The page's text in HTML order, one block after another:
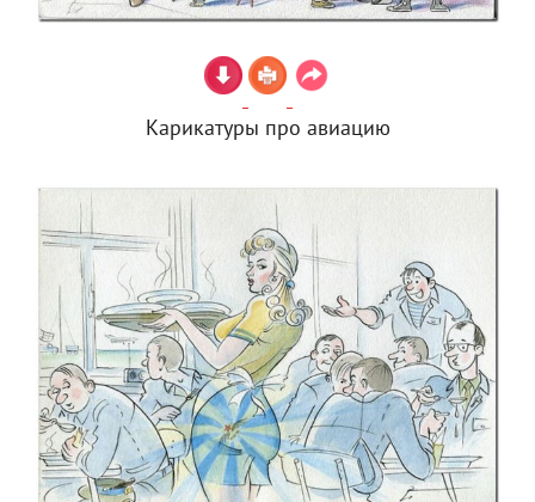
Карикатуры про авиацию